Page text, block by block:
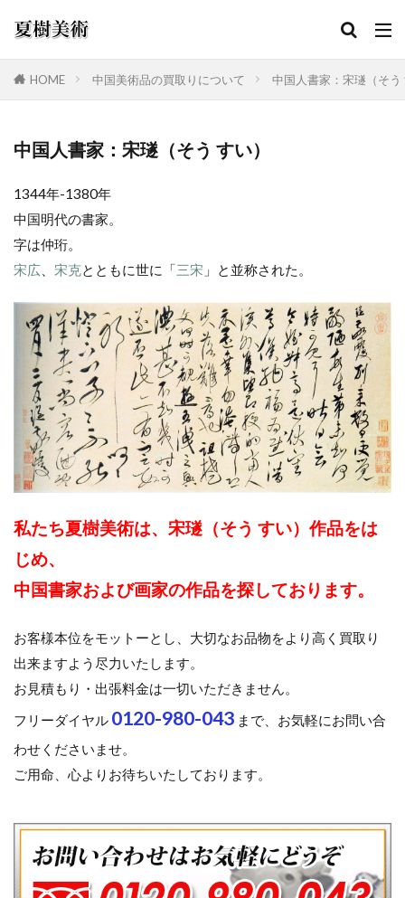
HOME 中国美術品の買取りについて 中国人書家：宋璲（そう
中国人書家：宋璲（そう すい）
1344年-1380年
中国明代の書家。
字は仲珩。
宋広
宋克とともに世に「三宋 」と並称された。
私たち夏樹美術は、宋璲（そう すい）作品をは
じめ、
中国書家および画家の作品を探しております。
お客様本位をモットーとし、大切なお品物をより高く買取り
出来ますよう尽力いたします。
お見積もり・出張料金は一切いただきません。
フリーダイヤル 0120-980-043 まで、お気軽にお問い合
わせくださいませ。
ご用命、心よりお待ちいたしております。
カテゴリー